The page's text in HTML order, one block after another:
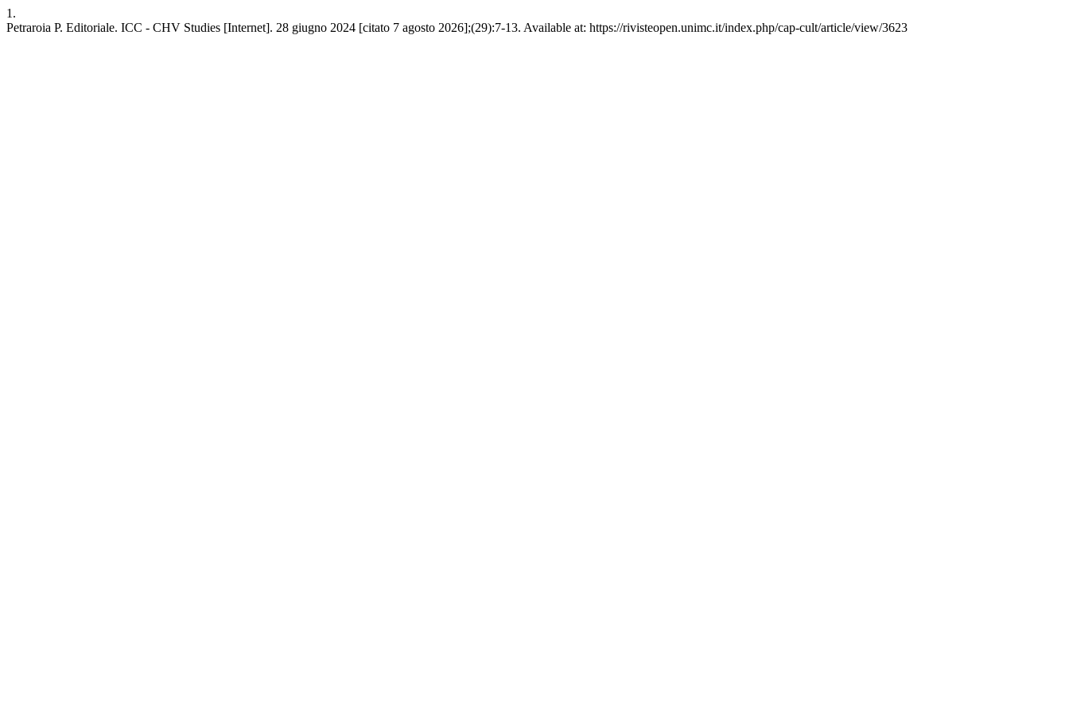
1.
Petraroia P. Editoriale. ICC - CHV Studies [Internet]. 28 giugno 2024 [citato 7 agosto 2026];(29):7-13. Available at: https://rivisteopen.unimc.it/index.php/cap-cult/article/view/3623